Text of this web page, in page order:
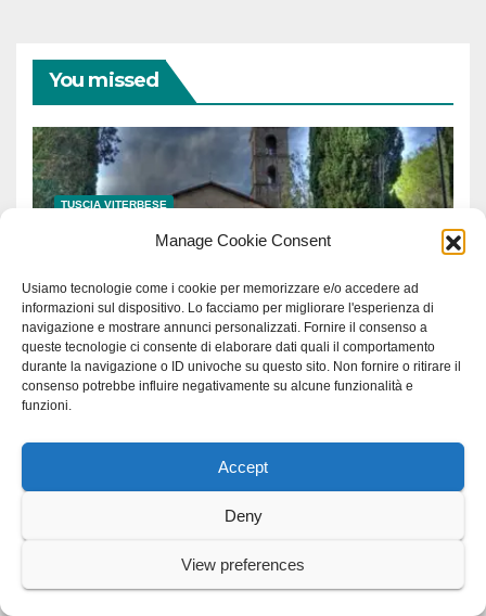
Manage Cookie Consent
Usiamo tecnologie come i cookie per memorizzare e/o accedere ad
informazioni sul dispositivo. Lo facciamo per migliorare l'esperienza di
navigazione e mostrare annunci personalizzati. Fornire il consenso a
queste tecnologie ci consente di elaborare dati quali il comportamento
durante la navigazione o ID univoche su questo sito. Non fornire o ritirare il
consenso potrebbe influire negativamente su alcune funzionalità e
funzioni.
Accept
Deny
View preferences
You missed
TUSCIA VITERBESE
Gallese celebra San Famiano,
secolo
7 AGOSTO 2026 GRAZIAROSA VILLANI
“La sedia” diventa Belvedere
sul lago di Bracciano: ieri